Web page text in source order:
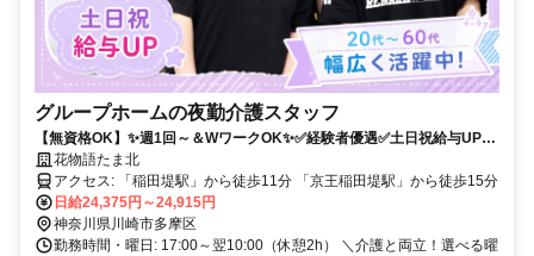
グループホームの夜勤介護スタッフ
【無資格OK】✨週1回～＆WワークOK✨✅️経験者優遇✅土日祝給与UP✅
扶養内OK✅️資格取得支援あり
花物語たま北
アクセス: 「稲田堤駅」から徒歩11分 「京王稲田堤駅」から徒歩15分
日給24,375円～24,915円
神奈川県川崎市多摩区
勤務時間・曜日: 17:00～翌10:00（休憩2h） ＼介護と両立！選べる曜